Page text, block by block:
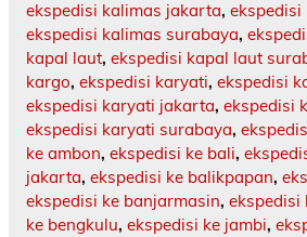
ekspedisi kalimas jakarta, ekspedisi
ekspedisi kalimas surabaya,
kapal laut, ekspedisi kapal laut
kargo, ekspedisi karyati, ekspedisi
ekspedisi karyati jakarta, ekspedisi
ekspedisi karyati surabaya,
ke ambon, ekspedisi ke bali,
jakarta, ekspedisi ke balikpapan,
ekspedisi ke banjarmasin, ekspedisi
ke bengkulu, ekspedisi ke jambi,